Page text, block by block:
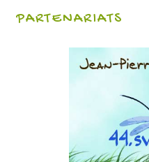
PARTENARIATS